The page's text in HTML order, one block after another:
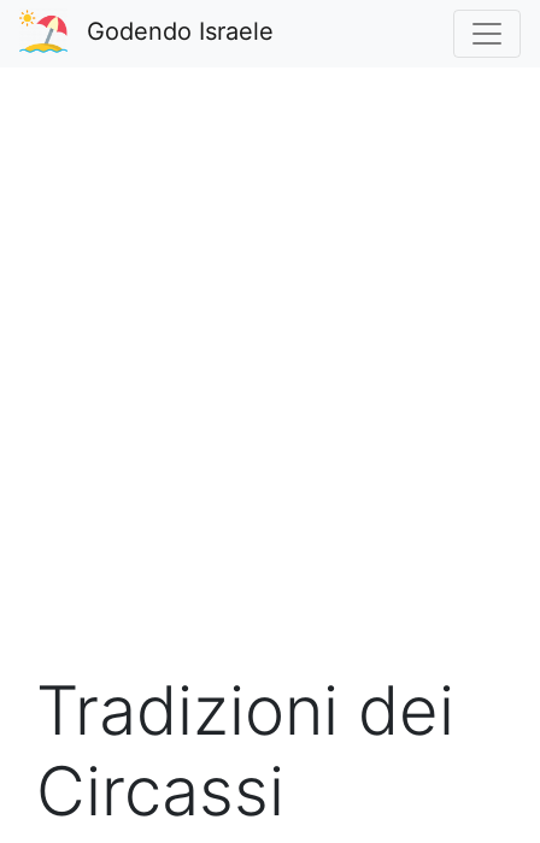
Godendo Israele
Tradizioni dei
Circassi